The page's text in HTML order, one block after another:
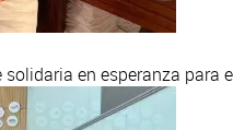
en esperanza para